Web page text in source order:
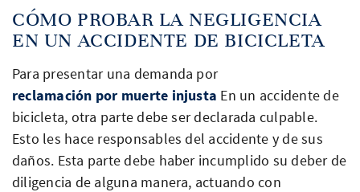
CÓMO PROBAR LA NEGLIGENCIA
EN UN ACCIDENTE DE BICICLETA
Para presentar una demanda por
reclamación por muerte injusta En un accidente de
bicicleta, otra parte debe ser declarada culpable.
Esto les hace responsables del accidente y de sus
daños. Esta parte debe haber incumplido su deber de
diligencia de alguna manera, actuando con